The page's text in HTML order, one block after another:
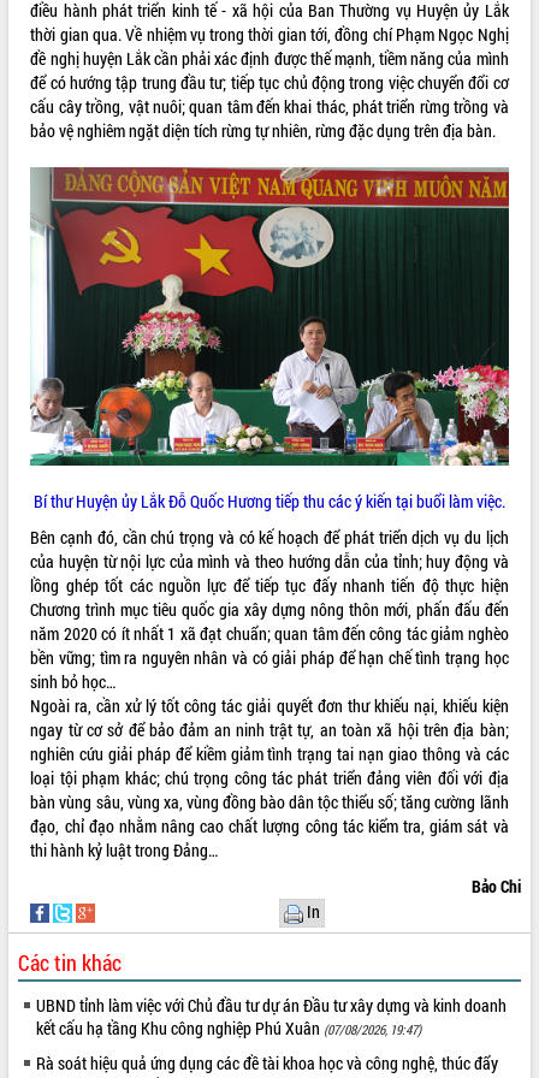
phá cơ chế - Hợp tác công tư
Đề án 06 tạo bước ngoặt đột phá trong
cải cách hành chính tỉnh Đắk Lắk
Kết nối tour, đẩy mạnh chuyển đổi số
để phát triển du lịch Đắk Lắk
tầng kỹ thuật Cụm công nghiệp Tân
Gặp mặt các cơ quan báo chí nhân Kỷ
niệm 101 năm Ngày Báo chí Cách
mạng Việt Nam
Đắk Lắk sơ kết 4 năm triển khai thực
hiện Đề án 06 của Chính phủ
Họp báo thông tin về Hội nghị Công bố
Quy hoạch và Xúc tiến đầu tư tỉnh Đắk
Lắk
Khơi thông điểm nghẽn, đẩy nhanh
giải ngân vốn khắc phục thiên tai
HĐND tỉnh thông qua điều chỉnh Quy
hoạch tỉnh thời kỳ 2021-2030
Hội thảo góp ý hồ sơ điều chỉnh quy
hoạch tỉnh Đắk Lắk thời kỳ 2021-2030,
tầm nhìn đến năm 2050
Nâng cao hiệu quả hoạt động của các
doanh nghiệp nhà nước
Hội nghị triển khai kết nối mạng
truyền số liệu chuyên dùng phục vụ cơ
quan Đảng, Nhà nước
Lễ phát động chuỗi hoạt động chung
tay làm sạch môi trường
Xã Ea Kar bước chuyển mình trong
công tác cải cách hành chính mô hình
mới
năm 2026
phát triển nền kinh tế xanh tại tỉnh
Tăng cường giám sát, đôn đốc thực
hàng tuần
điều hành phát triển kinh tế - xã hội của Ban Thường vụ Huyện ủy Lắk
thời gian qua. Về nhiệm vụ trong thời gian tới, đồng chí Phạm Ngọc Nghị
đề nghị huyện Lắk cần phải xác định được thế mạnh, tiềm năng của mình
để có hướng tập trung đầu tư; tiếp tục chủ động trong việc chuyển đổi cơ
cấu cây trồng, vật nuôi; quan tâm đến khai thác, phát triển rừng trồng và
bảo vệ nghiêm ngặt diện tích rừng tự nhiên, rừng đặc dụng trên địa bàn.
Bí thư Huyện ủy Lắk Đỗ Quốc Hương tiếp thu các ý kiến tại buổi làm việc.
Bên cạnh đó, cần chú trọng và có kế hoạch để phát triển dịch vụ du lịch
của huyện từ nội lực của mình và theo hướng dẫn của tỉnh; huy động và
lồng ghép tốt các nguồn lực để tiếp tục đấy nhanh tiến độ thực hiện
Chương trình mục tiêu quốc gia xây dựng nông thôn mới, phấn đấu đến
năm 2020 có ít nhất 1 xã đạt chuẩn; quan tâm đến công tác giảm nghèo
bền vững; tìm ra nguyên nhân và có giải pháp để hạn chế tình trạng học
sinh bỏ học…
Ngoài ra, cần xử lý tốt công tác giải quyết đơn thư khiếu nại, khiếu kiện
ngay từ cơ sở để bảo đảm an ninh trật tự, an toàn xã hội trên địa bàn;
nghiên cứu giải pháp để kiềm giảm tình trạng tai nạn giao thông và các
loại tội phạm khác; chú trọng công tác phát triển đảng viên đối với địa
bàn vùng sâu, vùng xa, vùng đồng bào dân tộc thiểu số; tăng cường lãnh
đạo, chỉ đạo nhằm nâng cao chất lượng công tác kiểm tra, giám sát và
thi hành kỷ luật trong Đảng…
Bảo Chi
In
Các tin khác
UBND tỉnh làm việc với Chủ đầu tư dự án Đầu tư xây dựng và kinh doanh
kết cấu hạ tầng Khu công nghiệp Phú Xuân (07/08/2026, 19:47)
Rà soát hiệu quả ứng dụng các đề tài khoa học và công nghệ, thúc đẩy